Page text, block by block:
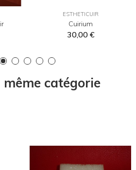
ESTHETICUIR
Cuirium
30,00 €
même catégorie